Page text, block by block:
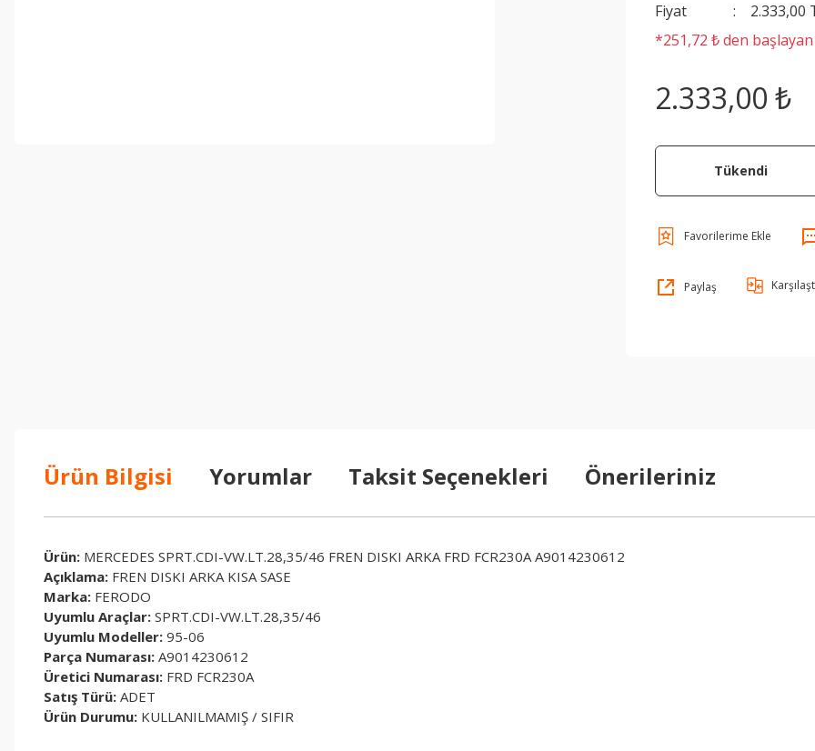
Fiyat
2.333,00
*251,72 ₺ den
2.333,00 ₺
Tükendi
Paylaş
Ürün Bilgisi Yorumlar Taksit Seçenekleri Önerileriniz
Ürün: MERCEDES SPRT.CDI-VW.LT.28,35/46 FREN DISKI ARKA FRD FCR230A A9014230612
Açıklama: FREN DISKI ARKA KISA SASE
Marka: FERODO
Uyumlu Araçlar: SPRT.CDI-VW.LT.28,35/46
Uyumlu Modeller: 95-06
Parça Numarası: A9014230612
Üretici Numarası: FRD FCR230A
Satış Türü: ADET
Ürün Durumu: KULLANILMAMIŞ / SIFIR